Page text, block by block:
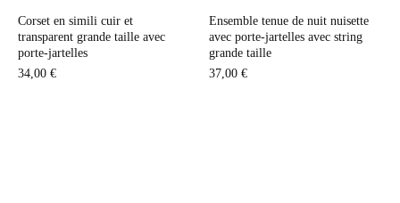
Corset en simili cuir et
transparent grande taille avec
porte-jartelles
34,00 €
Ensemble tenue de nuit nuisette
avec porte-jartelles avec string
grande taille
37,00 €